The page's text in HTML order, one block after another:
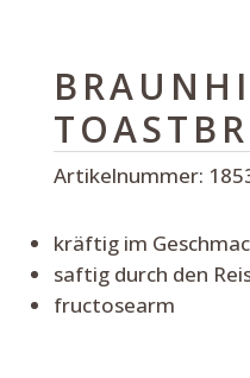
Artikelnummer:
kräftig im
saftig durch den
fructosearm